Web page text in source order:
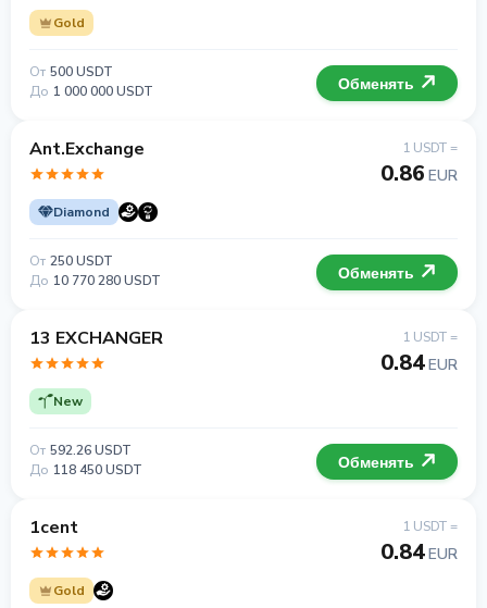
Gold
От 500 USDT
До 1 000 000 USDT Обменять
Ant.Exchange
Diamond
1 USDT =
0.86 EUR
От 250 USDT
До 10 770 280 USDT Обменять
13 EXCHANGER
New
1 USDT =
0.84EUR
От 592.26 USDT
До 118 450 USDT Обменять
1cent
Gold
1 USDT =
0.84EUR